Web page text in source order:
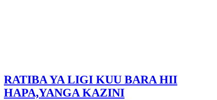
RATIBA YA LIGI KUU BARA HII
HAPA,YANGA KAZINI